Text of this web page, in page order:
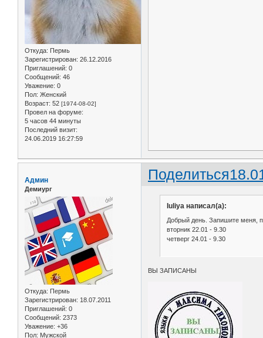
Откуда: Пермь
Зарегистрирован: 26.12.2016
Приглашений: 0
Сообщений: 46
Уважение: 0
Пол: Женский
Возраст: 52 [1974-08-02]
Провел на форуме:
5 часов 44 минуты
Последний визит:
24.06.2019 16:27:59
Поделиться
Админ
Демиург
Откуда: Пермь
Зарегистрирован: 18.07.2011
Приглашений: 0
Сообщений: 2373
Уважение: +36
Пол: Мужской
Iuliya написал(а):
Добрый день. Запишите меня,
вторник 22.01 - 9.30
четверг 24.01 - 9.30
ВЫ ЗАПИСАНЫ